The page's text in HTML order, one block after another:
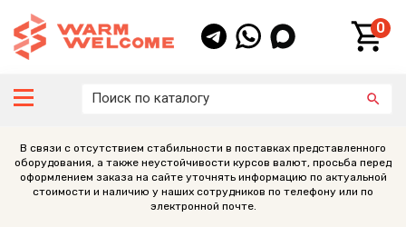
0
В связи с отсутствием стабильности в поставках представленного
оборудования, а также неустойчивости курсов валют, просьба перед
оформлением заказа на сайте уточнять информацию по актуальной
стоимости и наличию у наших сотрудников по телефону или по
электронной почте.